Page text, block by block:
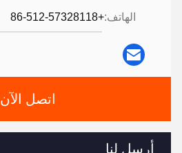
الهاتف:+86-512-57328118
اتصل الآن
أرسل لنا